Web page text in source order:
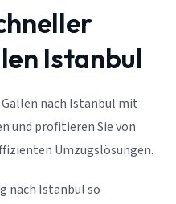
Istanbul
Gallen nach Istanbul mit
und profitieren Sie von
Umzugslösungen.
nach Istanbul so